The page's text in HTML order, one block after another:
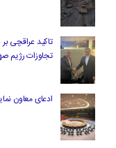
تاکید عراقچی
تجاوزات رژیم
ادعای معاون